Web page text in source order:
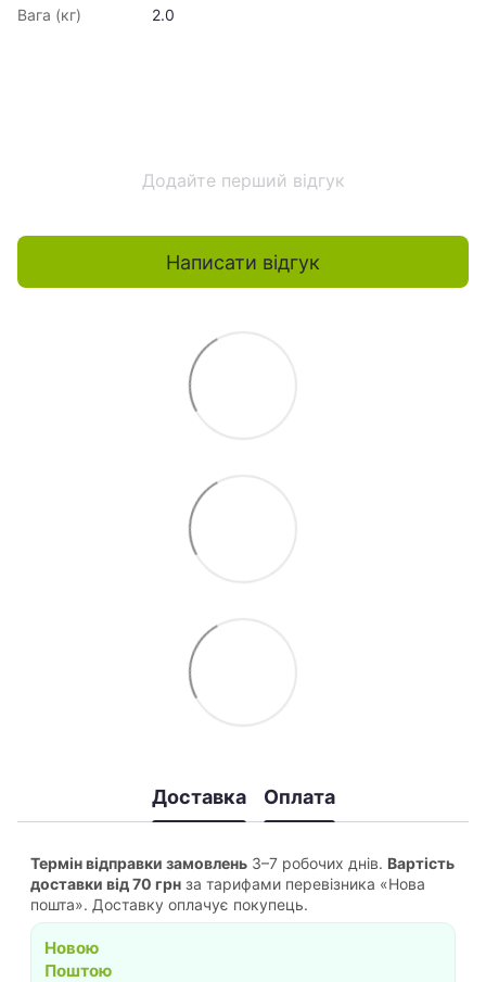
Вага (кг) 2.0
Додайте перший відгук
Написати відгук
Доставка Оплата
Термін відправки замовлень 3–7 робочих днів. Вартість
доставки від 70 грн за тарифами перевізника «Нова
пошта». Доставку оплачує покупець.
Новою
Поштою